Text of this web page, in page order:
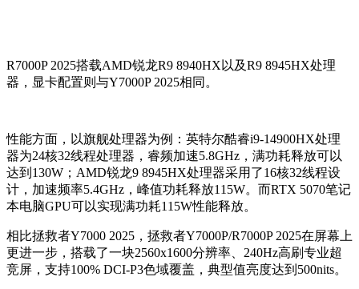
R7000P 2025搭载AMD锐龙R9 8940HX以及R9 8945HX处理
器，显卡配置则与Y7000P 2025相同。
性能方面，以旗舰处理器为例：英特尔酷睿i9-14900HX处理
器为24核32线程处理器，睿频加速5.8GHz，满功耗释放可以
达到130W；AMD锐龙9 8945HX处理器采用了16核32线程设
计，加速频率5.4GHz，峰值功耗释放115W。 而RTX 5070笔记
本电脑GPU可以实现满功耗115W性能释放。
相比拯救者Y7000 2025，拯救者Y7000P/R7000P 2025在屏幕上
更进一步，搭载了一块2560x1600分辨率、240Hz高刷专业超
竞屏，支持100% DCI-P3色域覆盖， 典型值亮度达到 500nits。